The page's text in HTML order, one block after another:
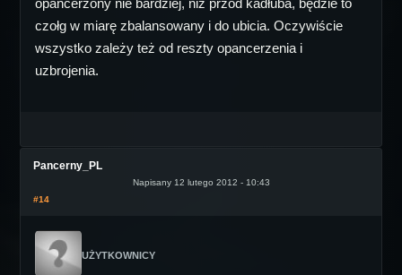
czołg w miarę zbalansowany i do ubicia. Oczywiście
wszystko zależy też od reszty opancerzenia i
uzbrojenia.
Pancerny_PL
Napisany 12 lutego 2012 - 10:43
#14
UŻYTKOWNICY